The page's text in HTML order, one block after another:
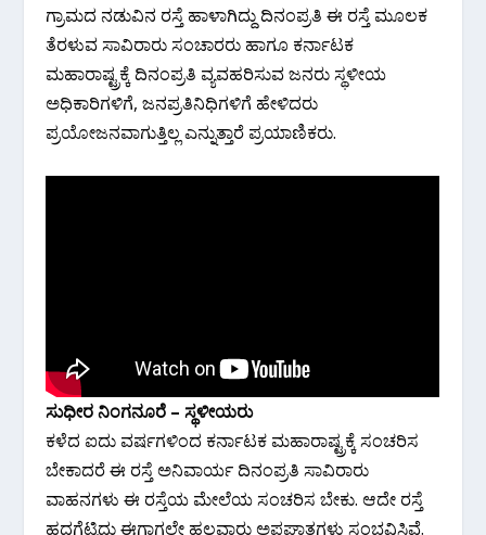
ಗ್ರಾಮದ ನಡುವಿನ ರಸ್ತೆ ಹಾಳಾಗಿದ್ದು ದಿನಂಪ್ರತಿ ಈ ರಸ್ತೆ ಮೂಲಕ
ತೆರಳುವ ಸಾವಿರಾರು ಸಂಚಾರರು ಹಾಗೂ ಕರ್ನಾಟಕ
ಮಹಾರಾಷ್ಟ್ರಕ್ಕೆ ದಿನಂಪ್ರತಿ ವ್ಯವಹರಿಸುವ ಜನರು ಸ್ಥಳೀಯ
ಅಧಿಕಾರಿಗಳಿಗೆ, ಜನಪ್ರತಿನಿಧಿಗಳಿಗೆ ಹೇಳಿದರು
ಪ್ರಯೋಜನವಾಗುತ್ತಿಲ್ಲ ಎನ್ನುತ್ತಾರೆ ಪ್ರಯಾಣಿಕರು.
ಸುಧೀರ ನಿಂಗನೂರೆ – ಸ್ಥಳೀಯರು
ಕಳೆದ ಐದು ವರ್ಷಗಳಿಂದ ಕರ್ನಾಟಕ ಮಹಾರಾಷ್ಟ್ರಕ್ಕೆ ಸಂಚರಿಸ
ಬೇಕಾದರೆ ಈ ರಸ್ತೆ ಅನಿವಾರ್ಯ ದಿನಂಪ್ರತಿ ಸಾವಿರಾರು
ವಾಹನಗಳು ಈ‌ ರಸ್ತೆಯ ಮೇಲೆಯ ಸಂಚರಿಸ ಬೇಕು. ಆದೇ ರಸ್ತೆ
ಹದಗೆಟ್ಟಿದ್ದು ಈಗಾಗಲೇ ಹಲವಾರು ಅಪಘಾತಗಳು ಸಂಭವಿಸಿವೆ.